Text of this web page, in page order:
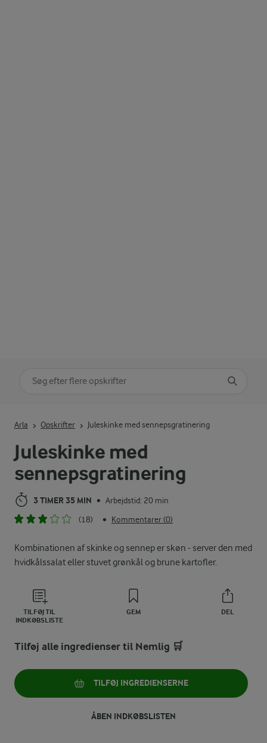
Juleskinke med
sennepsgratinering
3 TIMER 35 MIN • Arbejdstid: 20 min
(18)
• Kommentarer (0)
Kombinationen af skinke og sennep er skøn - server den med
hvidkålssalat eller stuvet grønkål og brune kartofler.
TILFØJ TIL
INDKØBSLISTE
GEM DEL
Arla Opskrifter Juleskinke med sennepsgratinering
Tilføj alle ingredienser til Nemlig 🛒
TILFØJ INGREDIENSERNE
ÅBEN INDKØBSLISTEN
Søg på kategori